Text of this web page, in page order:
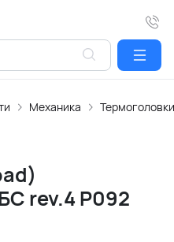
Механика Термоголовки
rev.4 P092